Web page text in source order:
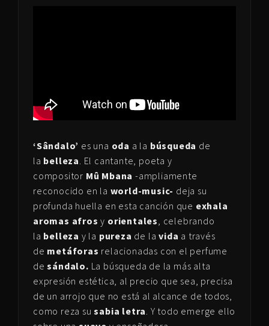
‘Sândalo’ es una oda a la búsqueda de
la belleza . El cantante, poeta y
compositor Mû Mbana -ampliamente
reconocido en la world-music- deja su
profunda huella en esta canción que exhala
aromas afrosy orientales , celebrando
la belleza y la pureza de lavida a través
de metáforas relacionadas con el perfume
desándalo. La búsqueda de la más alta
expresión estética, al precio que sea, precisa
de un arrojo que no está al alcance de todos,
como reza susabia letra . Y todo emerge ello